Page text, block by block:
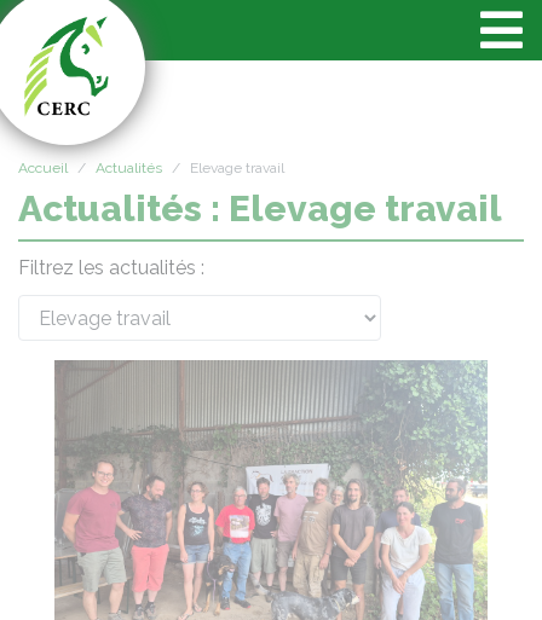
Accueil Actualités Elevage travail
Actualités : Elevage travail
Filtrez les actualités :
Panneau de gestion des cookies